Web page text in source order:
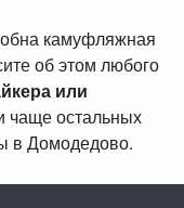
камуфляжная
об этом любого
или
чаще остальных
в Домодедово.